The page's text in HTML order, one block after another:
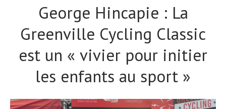
George Hincapie : La
Greenville Cycling Classic
est un « vivier pour initier
les enfants au sport »